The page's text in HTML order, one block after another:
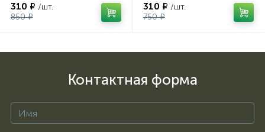
310 ₽ /шт.
850 ₽
310 ₽ /шт.
750 ₽
Контактная форма